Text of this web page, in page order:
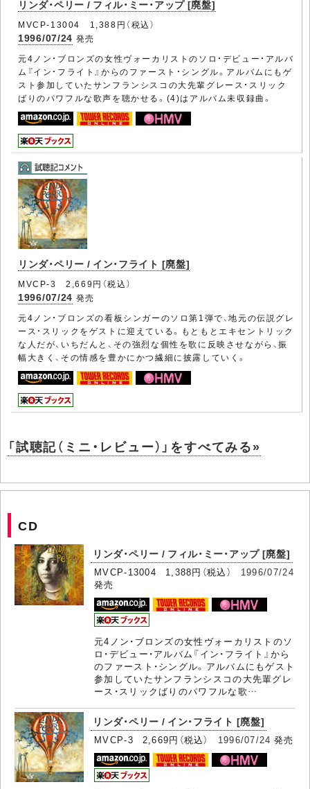
リンダ・ペリー / フィル・ミー・アップ [廃盤]
MVCP-13004 1,388円（税込）
1996/07/24 発売
元4ノン・ブロンズの女性ヴォーカリストのソロ・デビュー・アルバ
ム『イン・フライト』からのファースト・シングル。アルバムにもゲ
スト参加していたサンフランシスコの大先輩グレース・スリック
ばりのパワフルな歌声を聴かせる。(4)はアルバム未収録曲。
リンダ・ペリー / イン・フライト [廃盤]
MVCP-3 2,669円（税込）
1996/07/24 発売
元4ノン・ブロンズの看板シンガーのソロ第1弾で、地元の伝説グレ
ース・スリックをゲストに迎えている。もともとエキセントリック
な人だが、いちだんと、その強烈な個性を歌に反映させながら、振
幅大きく、その情感を豊かにかつ繊細に披露していく。
「試聴記（ミニ・レビュー）」をすべてみる»
CD
リンダ・ペリー / フィル・ミー・アップ [廃盤]
MVCP-13004 1,388円（税込） 1996/07/24
発売
元4ノン・ブロンズの女性ヴォーカリストのソ
ロ・デビュー・アルバム『イン・フライト』から
のファースト・シングル。アルバムにもゲスト
参加していたサンフランシスコの大先輩グレ
ース・スリックばりのパワフルな歌…
リンダ・ペリー / イン・フライト [廃盤]
MVCP-3 2,669円（税込） 1996/07/24 発売